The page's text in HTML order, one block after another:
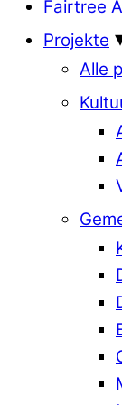
Fairtree
Projekte
Alle